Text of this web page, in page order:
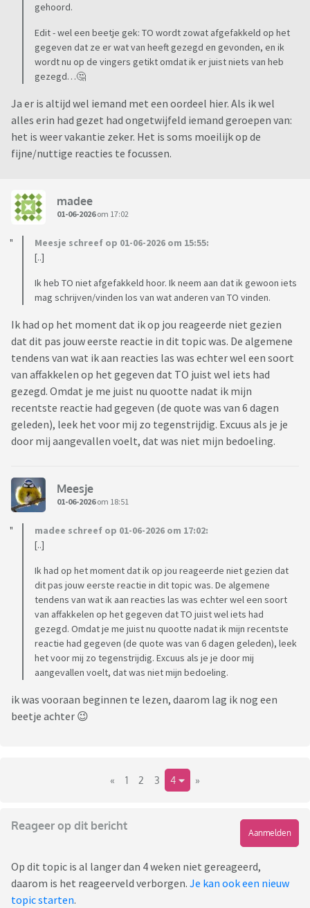
gehoord.
Edit - wel een beetje gek: TO wordt zowat afgefakkeld op het
gegeven dat ze er wat van heeft gezegd en gevonden, en ik
wordt nu op de vingers getikt omdat ik er juist niets van heb
gezegd…🤔
Ja er is altijd wel iemand met een oordeel hier. Als ik wel
alles erin had gezet had ongetwijfeld iemand geroepen van:
het is weer vakantie zeker. Het is soms moeilijk op de
fijne/nuttige reacties te focussen.
madee
01-06-2026om 17:02
Meesje schreef op 01-06-2026 om 15:55:
[..]
Ik heb TO niet afgefakkeld hoor. Ik neem aan dat ik gewoon iets
mag schrijven/vinden los van wat anderen van TO vinden.
Ik had op het moment dat ik op jou reageerde niet gezien
dat dit pas jouw eerste reactie in dit topic was. De algemene
tendens van wat ik aan reacties las was echter wel een soort
van affakkelen op het gegeven dat TO juist wel iets had
gezegd. Omdat je me juist nu quootte nadat ik mijn
recentste reactie had gegeven (de quote was van 6 dagen
geleden), leek het voor mij zo tegenstrijdig. Excuus als je je
door mij aangevallen voelt, dat was niet mijn bedoeling.
Meesje
01-06-2026om 18:51
madee schreef op 01-06-2026 om 17:02:
[..]
Ik had op het moment dat ik op jou reageerde niet gezien dat
dit pas jouw eerste reactie in dit topic was. De algemene
tendens van wat ik aan reacties las was echter wel een soort
van affakkelen op het gegeven dat TO juist wel iets had
gezegd. Omdat je me juist nu quootte nadat ik mijn recentste
reactie had gegeven (de quote was van 6 dagen geleden), leek
het voor mij zo tegenstrijdig. Excuus als je je door mij
aangevallen voelt, dat was niet mijn bedoeling.
ik was vooraan beginnen te lezen, daarom lag ik nog een
beetje achter 😉
« 1 2 3 4 »
Reageer op dit bericht
Aanmelden
Op dit topic is al langer dan 4 weken niet gereageerd,
daarom is het reageerveld verborgen. Je kan ook een nieuw
topic starten.